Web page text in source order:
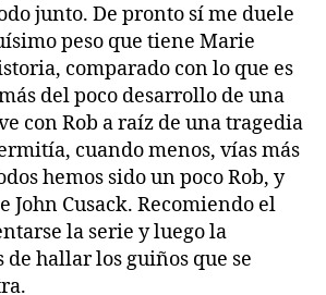
junto. De pronto sí me duele
peso que tiene Marie
comparado con lo que es
del poco desarrollo de una
con Rob a raíz de una tragedia
cuando menos, vías más
hemos sido un poco Rob, y
John Cusack. Recomiendo el
la serie y luego la
hallar los guiños que se